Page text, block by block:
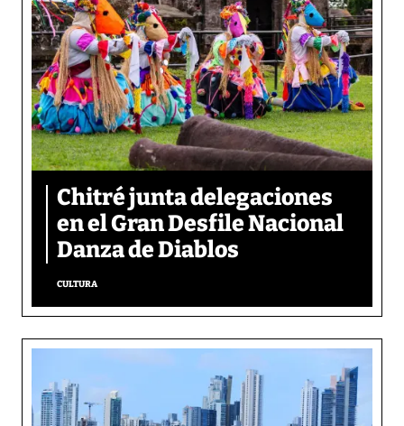
Chitré junta delegaciones
en el Gran Desfile Nacional
Danza de Diablos
CULTURA